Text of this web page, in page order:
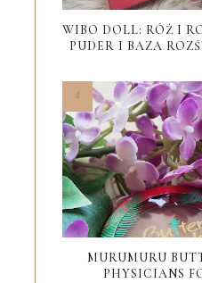
WIBO DOLL: RÓŻ I
PUDER I BAZA
MURUMURU
PHYSICIANS